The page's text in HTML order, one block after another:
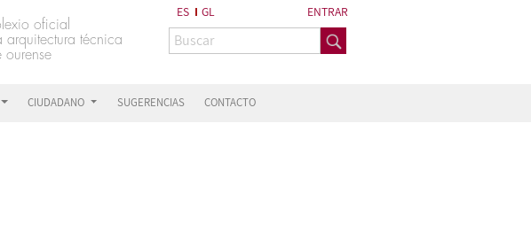
ES GL ENTRAR
CIUDADANO SUGERENCIAS CONTACTO